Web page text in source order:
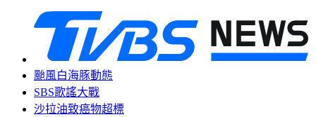
颱風白海豚動態
SBS歌謠大戰
沙拉油致癌物超標